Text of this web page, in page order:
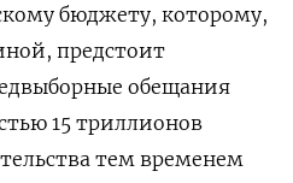
бюджету, которому,
предстоит
обещания
15 триллионов
тем временем